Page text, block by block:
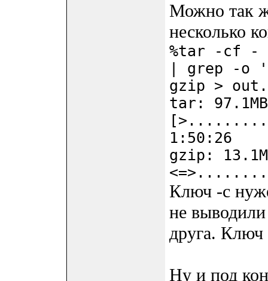
Можно так
несколько
%tar -cf -
| grep -o
gzip >
tar:
1:50:26
gzip:
Ключ -c
не
друга.
Ну и под